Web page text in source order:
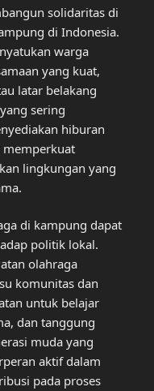
solidaritas di
di Indonesia.
warga
yang kuat,
latar belakang
sering
hiburan
lingkungan yang
di kampung dapat
politik lokal.
olahraga
komunitas dan
untuk belajar
dan tanggung
muda yang
aktif dalam
pada proses